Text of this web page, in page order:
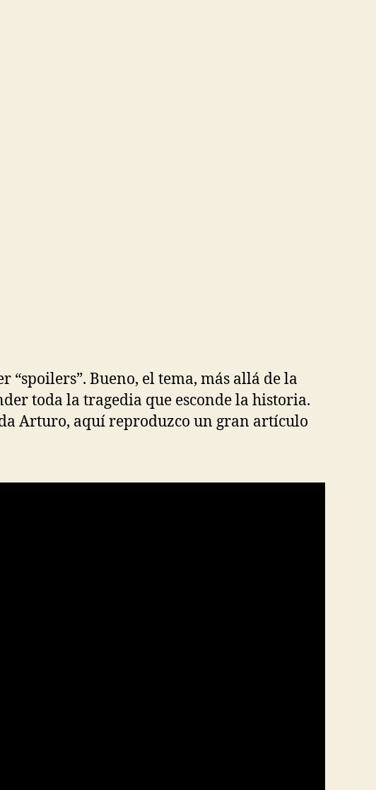
Bueno, el tema, más allá de la
toda la tragedia que esconde la historia.
Arturo, aquí reproduzco un gran artículo